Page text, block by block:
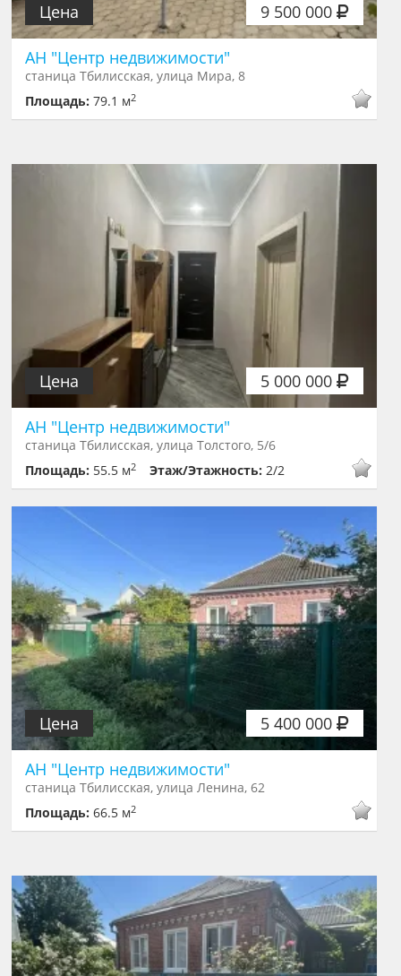
9 500 000
Цена
АН "Центр недвижимости"
станица Тбилисская, улица Мира, 8
Площадь:79.1 м2
5 000 000
Цена
АН "Центр недвижимости"
станица Тбилисская, улица Толстого, 5/6
Площадь: 55.5 м2 Этаж/Этажность:2/2
5 400 000
Цена
АН "Центр недвижимости"
станица Тбилисская, улица Ленина, 62
Площадь:66.5 м2